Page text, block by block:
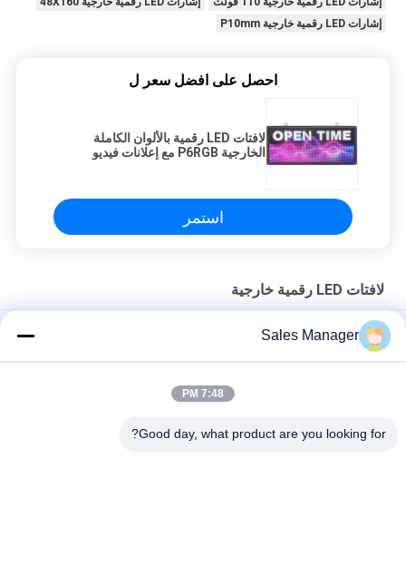
إشارات LED رقمية خارجية P10mm
احصل على افضل سعر ل
لافتات LED رقمية بالألوان الكاملة
الخارجية P6RGB مع إعلانات فيديو
استمر
لافتات LED رقمية خارجية
هرتزSales Manager
7:48 PM
Good day, what product are you looking for?